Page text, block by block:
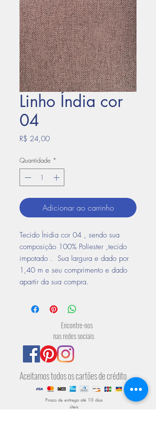
Linho Índia cor
04
R$ 24,00Preço
Quantidade *
Adicionar ao carrinho
Tecido Ínidia cor 04 , sendo sua
composição 100% Políester ,tecido
impotado . Sua largura e dado por
1,40 m e seu comprimento e dado
apartir da sua compra.
Encontre-nos
nas redes sociais
Aceitamos todos os cartões de crédito
Prazo de entrega até 10 dias
úteis